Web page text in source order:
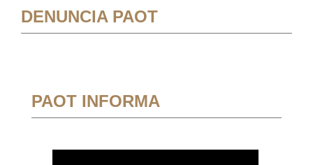
DENUNCIA PAOT
PAOT INFORMA